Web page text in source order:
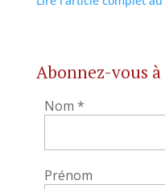
Abonnez-vous
Nom *
Prénom